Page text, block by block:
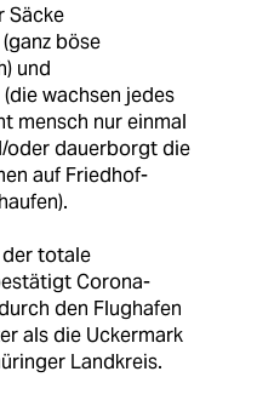
Säcke
böse
und
wachsen jedes
mensch nur einmal
oder dauerborgt die
auf Friedhof-
totale
Corona-
den Flughafen
als die Uckermark
Landkreis.